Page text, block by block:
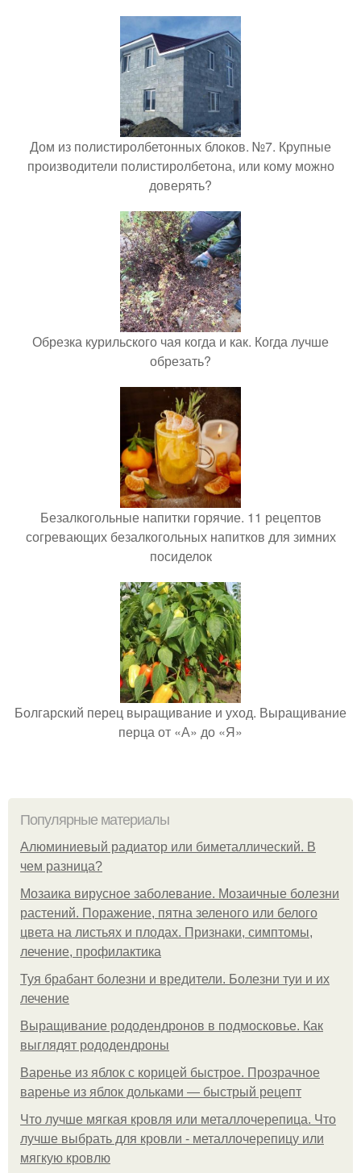
Дом из полистиролбетонных блоков. №7. Крупные
производители полистиролбетона, или кому можно
доверять?
Обрезка курильского чая когда и как. Когда лучше
обрезать?
Безалкогольные напитки горячие. 11 рецептов
согревающих безалкогольных напитков для зимних
посиделок
Болгарский перец выращивание и уход. Выращивание
перца от «А» до «Я»
Популярные материалы
Алюминиевый радиатор или биметаллический. В
чем разница?
Мозаика вирусное заболевание. Мозаичные болезни
растений. Поражение, пятна зеленого или белого
цвета на листьях и плодах. Признаки, симптомы,
лечение, профилактика
Туя брабант болезни и вредители. Болезни туи и их
лечение
Выращивание рододендронов в подмосковье. Как
выглядят рододендроны
Варенье из яблок с корицей быстрое. Прозрачное
варенье из яблок дольками — быстрый рецепт
Что лучше мягкая кровля или металлочерепица. Что
лучше выбрать для кровли - металлочерепицу или
мягкую кровлю